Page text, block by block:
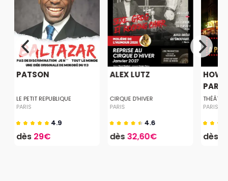
PATSON
LE PETIT REPUBLIQUE
PARIS
4.9
dès 29€
ALEX LUTZ
CIRQUE D'HIVER
PARIS
4.6
dès32,60€
HOW
PARIS
dès